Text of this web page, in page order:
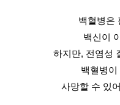
백혈병은
백신이
하지만, 전염성
백혈병이
사망할 수 있